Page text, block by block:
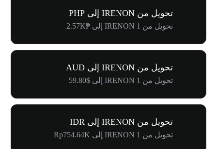
تحويل من IRENON إلى PHP
تحويل من 1 IRENON إلى ₱2.57K
تحويل من IRENON إلى AUD
تحويل من 1 IRENON إلى $59.80
تحويل من IRENON إلى IDR
تحويل من 1 IRENON إلى Rp754.64K